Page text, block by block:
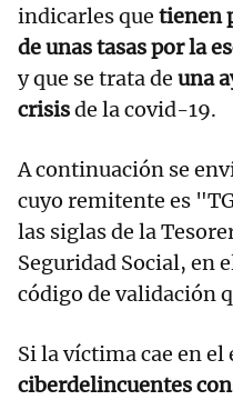
indicarles que tienen
de unas tasas por la
y que se trata de una
crisisde la covid-19.
A continuación se
cuyo remitente es
las siglas de la
Seguridad Social, en
código de validación
Si la víctima cae en el
ciberdelincuentes